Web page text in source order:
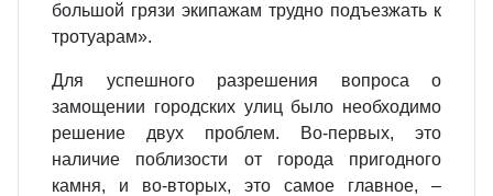
большой грязи экипажам трудно подъезжать к
тротуарам».
Для успешного разрешения вопроса о
замощении городских улиц было необходимо
решение двух проблем. Во-первых, это
наличие поблизости от города пригодного
камня, и во-вторых, это самое главное, –